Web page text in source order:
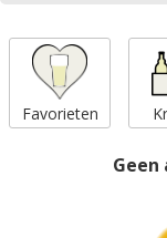
Favorieten